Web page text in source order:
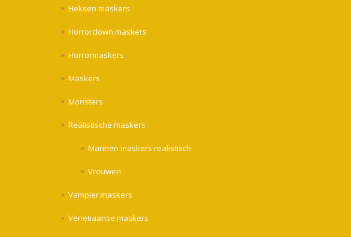
Heksen maskers
Horrorclown maskers
Horrormaskers
Maskers
Monsters
Realistische maskers
Mannen maskers realistisch
Vrouwen
Vampier maskers
Venetiaanse maskers